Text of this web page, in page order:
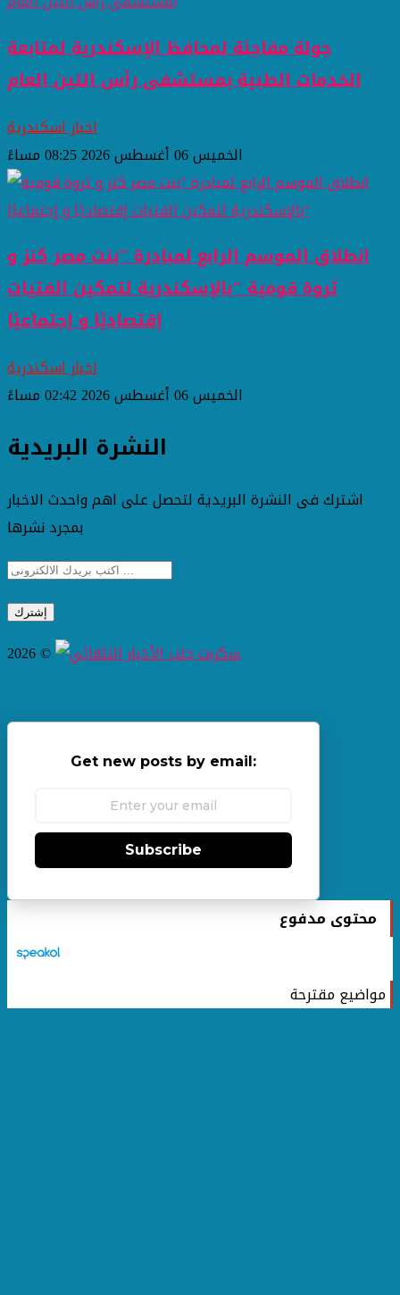
جولة مفاجئة لمحافظ الإسكندرية لمتابعة
الخدمات الطبية بمستشفى رأس التين العام
اخبار اسكندرية
الخميس 06 أغسطس 2026 08:25 مساءً
انطلاق الموسم الرابع لمبادرة "بنت مصر كنز و
ثروة قومية "بالإسكندرية لتمكين الفتيات
إقتصاديًا و إجتماعيًا
اخبار اسكندرية
الخميس 06 أغسطس 2026 02:42 مساءً
النشرة البريدية
اشترك فى النشرة البريدية لتحصل على اهم واحدث الاخبار
بمجرد نشرها
2026 ©
Get new posts by email:
Subscribe
محتوى مدفوع
مواضيع مقترحة